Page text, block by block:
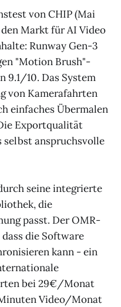
von CHIP (Mai
Markt für AI Video
Runway Gen-3
"Motion Brush"-
9.1/10. Das System
von Kamerafahrten
einfaches Übermalen
Exportqualität
selbst anspruchsvolle
seine integrierte
die
passt. Der OMR-
die Software
kann - ein
bei 29€/Monat
Video/Monat